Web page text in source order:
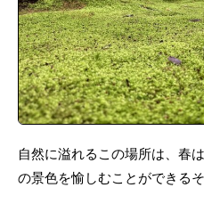
自然に溢れるこの場所は、春
の景色を愉しむことができるそ